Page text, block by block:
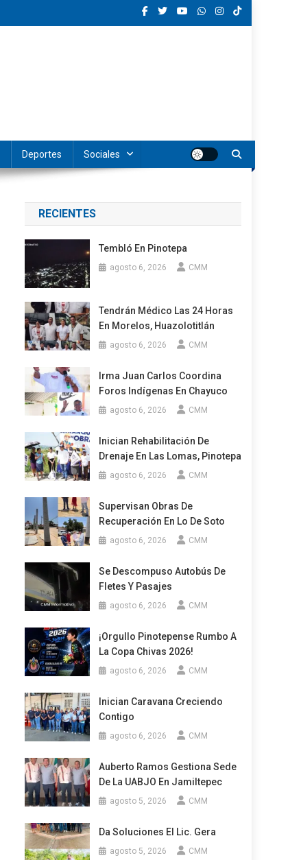
Deportes Sociales
RECIENTES
Tembló En Pinotepa
agosto 6, 2026 CMM
Tendrán Médico Las 24 Horas
En Morelos, Huazolotitlán
agosto 6, 2026 CMM
Irma Juan Carlos Coordina
Foros Indígenas En Chayuco
agosto 6, 2026 CMM
Inician Rehabilitación De
Drenaje En Las Lomas, Pinotepa
agosto 6, 2026 CMM
Supervisan Obras De
Recuperación En Lo De Soto
agosto 6, 2026 CMM
Se Descompuso Autobús De
Fletes Y Pasajes
agosto 6, 2026 CMM
¡Orgullo Pinotepense Rumbo A
La Copa Chivas 2026!
agosto 6, 2026 CMM
Inician Caravana Creciendo
Contigo
agosto 6, 2026 CMM
Auberto Ramos Gestiona Sede
De La UABJO En Jamiltepec
agosto 5, 2026 CMM
Da Soluciones El Lic. Gera
agosto 5, 2026 CMM